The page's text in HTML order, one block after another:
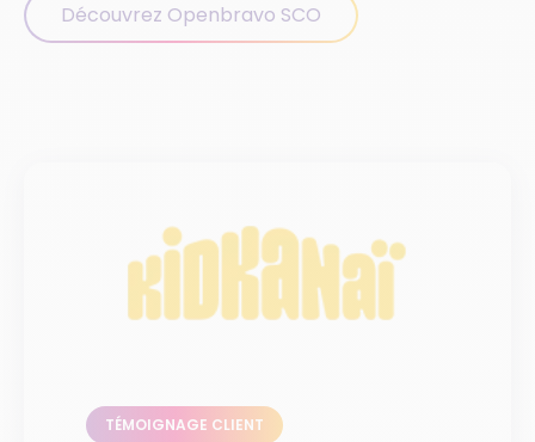
Découvrez Openbravo SCO
TÉMOIGNAGE CLIENT